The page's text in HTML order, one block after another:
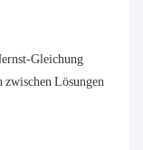
Gleichung
Lösungen